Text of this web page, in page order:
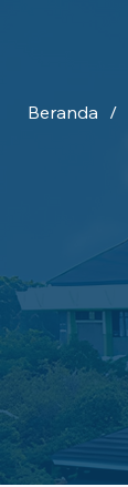
Beranda /